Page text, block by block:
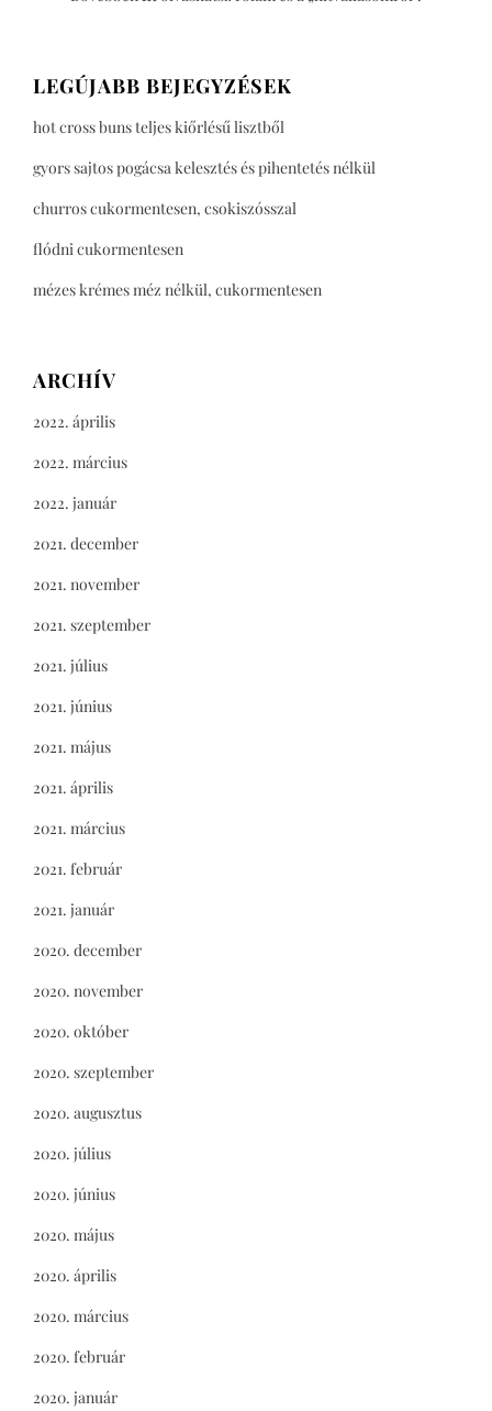
LEGÚJABB BEJEGYZÉSEK
hot cross buns teljes kiőrlésű lisztből
gyors sajtos pogácsa kelesztés és pihentetés nélkül
churros cukormentesen, csokiszósszal
flódni cukormentesen
mézes krémes méz nélkül, cukormentesen
ARCHÍV
2022. április
2022. március
2022. január
2021. december
2021. november
2021. szeptember
2021. július
2021. június
2021. május
2021. április
2021. március
2021. február
2021. január
2020. december
2020. november
2020. október
2020. szeptember
2020. augusztus
2020. július
2020. június
2020. május
2020. április
2020. március
2020. február
2020. január